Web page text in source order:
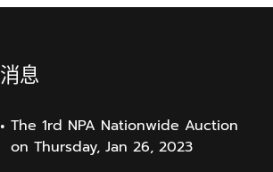
消息
The 1rd NPA Nationwide Auction
on Thursday, Jan 26, 2023